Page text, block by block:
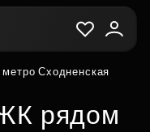
Сходненская
рядом